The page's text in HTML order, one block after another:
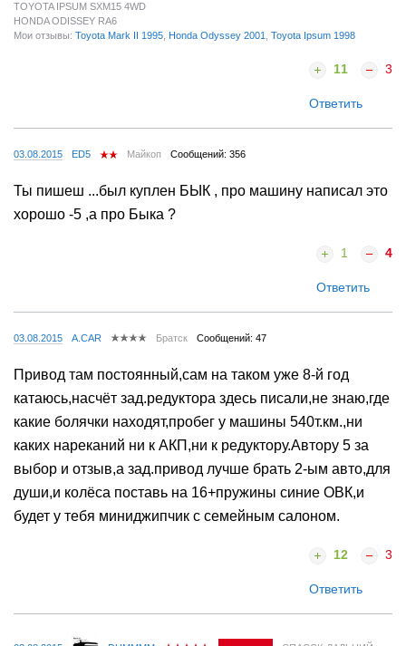
TOYOTA IPSUM SXM15 4WD
HONDA ODISSEY RA6
Мои отзывы: Toyota Mark II 1995 Honda Odyssey 2001 Toyota Ipsum 1998
11 3
Ответить
03.08.2015 ED5 Майкоп Сообщений: 356
Ты пишеш ...был куплен БЫК , про машину написал это
хорошо -5 ,а про Быка ?
1 4
Ответить
03.08.2015 A.CAR Братск Сообщений: 47
Привод там постоянный,сам на таком уже 8-й год
катаюсь,насчёт зад.редуктора здесь писали,не знаю,где
какие болячки находят,пробег у машины 540т.км.,ни
каких нареканий ни к АКП,ни к редуктору.Автору 5 за
выбор и отзыв,а зад.привод лучше брать 2-ым авто,для
души,и колёса поставь на 16+пружины синие ОВК,и
будет у тебя миниджипчик с семейным салоном.
12 3
Ответить